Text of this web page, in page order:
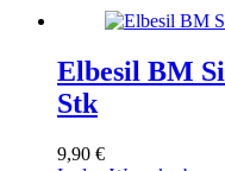
Elbesil BM
Stk
9,90 €